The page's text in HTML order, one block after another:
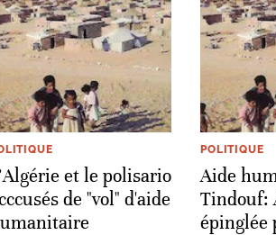
et le polisario
de "vol" d'aide
POLITIQUE
Aide
Tindouf:
épinglée